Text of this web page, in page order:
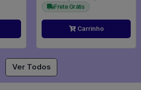
Frete Grátis
Carrinho
Ver Todos